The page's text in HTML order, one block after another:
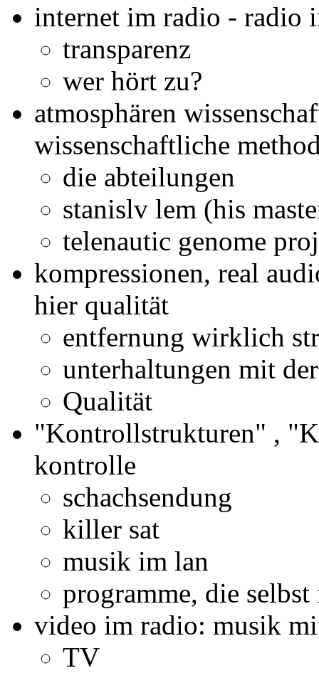
internet im radio - radio
transparenz
wer hört zu?
atmosphären
wissenschaftliche
die abteilungen
stanislv lem (his
telenautic genome
kompressionen, real
hier qualität
entfernung wirklich
unterhaltungen mit
Qualität
"Kontrollstrukturen" ,
kontrolle
schachsendung
killer sat
musik im lan
programme, die
video im radio: musik
TV